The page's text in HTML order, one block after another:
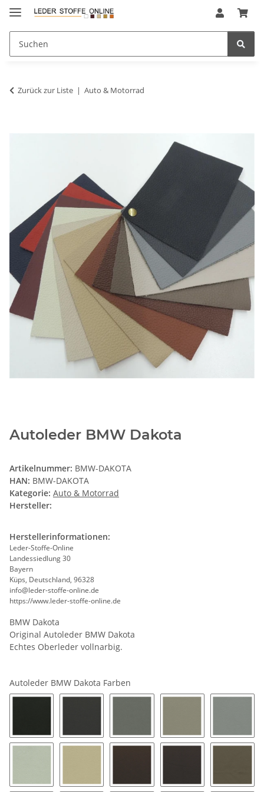
Zurück zur Liste Auto & Motorrad
Autoleder BMW Dakota
Artikelnummer: BMW-DAKOTA
HAN: BMW-DAKOTA
Kategorie: Auto & Motorrad
Hersteller:
Herstellerinformationen:
Leder-Stoffe-Online
Landessiedlung 30
Bayern
Küps, Deutschland, 96328
info@leder-stoffe-online.de
https://www.leder-stoffe-online.de
BMW Dakota
Original Autoleder BMW Dakota
Echtes Oberleder vollnarbig.
Autoleder BMW Dakota Farben
0500D - schwarz1255 - basaltgrau1418D - grau1598D - everestgrau
1605D